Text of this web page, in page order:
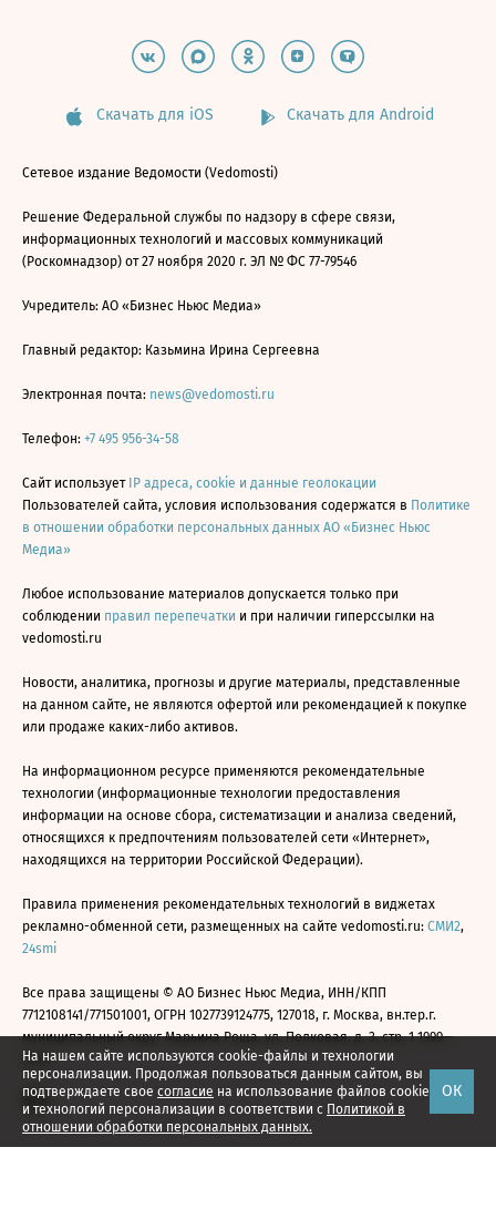
На нашем сайте используются cookie-файлы и технологии
персонализации. Продолжая пользоваться данным сайтом, вы
подтверждаете свое согласие на использование файлов cookie
и технологий персонализации в соответствии с Политикой в
отношении обработки персональных данных.
ОК
Скачать для iOS Скачать для Android
Сетевое издание Ведомости (Vedomosti)
Решение Федеральной службы по надзору в сфере связи,
информационных технологий и массовых коммуникаций
(Роскомнадзор) от 27 ноября 2020 г. ЭЛ № ФС 77-79546
Учредитель: АО «Бизнес Ньюс Медиа»
Главный редактор: Казьмина Ирина Сергеевна
Электронная почта: news@vedomosti.ru
Телефон: +7 495 956-34-58
Сайт использует IP адреса, cookie и данные геолокации
Пользователей сайта, условия использования содержатся в Политике
в отношении обработки персональных данных АО «Бизнес Ньюс
Медиа»
Любое использование материалов допускается только при
соблюдении правил перепечатки и при наличии гиперссылки на
vedomosti.ru
Новости, аналитика, прогнозы и другие материалы, представленные
на данном сайте, не являются офертой или рекомендацией к покупке
или продаже каких-либо активов.
На информационном ресурсе применяются рекомендательные
технологии (информационные технологии предоставления
информации на основе сбора, систематизации и анализа сведений,
относящихся к предпочтениям пользователей сети «Интернет»,
находящихся на территории Российской Федерации).
Правила применения рекомендательных технологий в виджетах
рекламно-обменной сети, размещенных на сайте vedomosti.ru: СМИ2,
24smi
Все права защищены © АО Бизнес Ньюс Медиа, ИНН/КПП
7712108141/771501001, ОГРН 1027739124775, 127018, г. Москва, вн.тер.г.
муниципальный округ Марьина Роща, ул. Полковая, д. 3, стр. 1 1999—
2026